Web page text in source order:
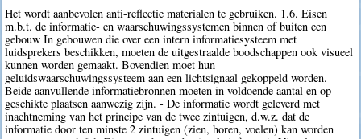
Het wordt aanbevolen anti-reflectie materialen te gebruiken. 1.6. Eisen
m.b.t. de informatie- en waarschuwingssystemen binnen of buiten een
gebouw In gebouwen die over een intern informatiesysteem met
luidsprekers beschikken, moeten de uitgestraalde boodschappen ook visueel
kunnen worden gemaakt. Bovendien moet hun
geluidswaarschuwingssysteem aan een lichtsignaal gekoppeld worden.
Beide aanvullende informatiebronnen moeten in voldoende aantal en op
geschikte plaatsen aanwezig zijn. - De informatie wordt geleverd met
inachtneming van het principe van de twee zintuigen, d.w.z. dat de
informatie door ten minste 2 zintuigen (zien, horen, voelen) kan worden